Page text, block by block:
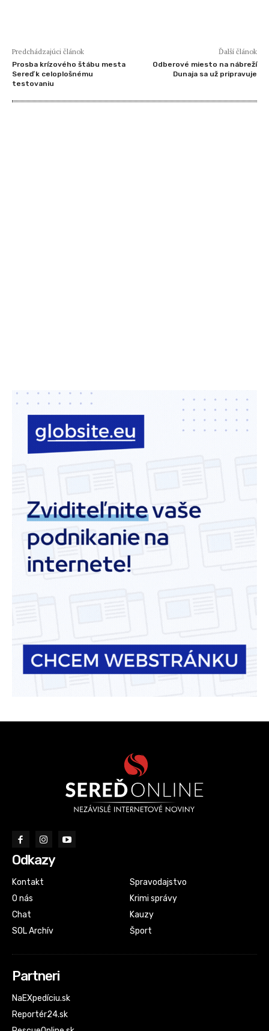
Predchádzajúci článok
Prosba krízového štábu mesta
Sereď k celoplošnému
testovaniu
Ďalší článok
Odberové miesto na nábreží
Dunaja sa už pripravuje
Odkazy
Kontakt
O nás
Chat
SOL Archív
Spravodajstvo
Krimi správy
Kauzy
Šport
Partneri
NaEXpedíciu.sk
Reportér24.sk